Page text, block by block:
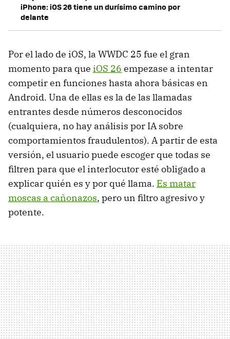
iPhone: iOS 26 tiene un durísimo camino por
delante
Por el lado de iOS, la WWDC 25 fue el gran
momento para que iOS 26 empezase a intentar
competir en funciones hasta ahora básicas en
Android. Una de ellas es la de las llamadas
entrantes desde números desconocidos
(cualquiera, no hay análisis por IA sobre
comportamientos fraudulentos). A partir de esta
versión, el usuario puede escoger que todas se
filtren para que el interlocutor esté obligado a
explicar quién es y por qué llama. Es matar
moscas a cañonazos, pero un filtro agresivo y
potente.